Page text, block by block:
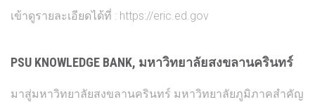
เข้าดูรายละเอียดได้ที่ : https://eric.ed.gov
PSU KNOWLEDGE BANK, มหาวิทยาลัยสงขลานครินทร์
มาสู่มหาวิทยาลัยสงขลานครินทร์ มหาวิทยาลัยภูมิภาคสำคัญ